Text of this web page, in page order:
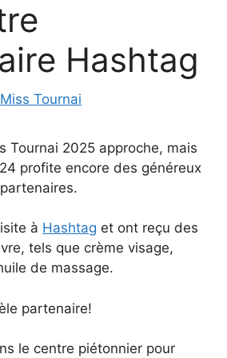
Hashtag
Miss Tournai
Tournai 2025 approche, mais
profite encore des généreux
à Hashtag et ont reçu des
tels que crème visage,
de massage.
partenaire!
le centre piétonnier pour